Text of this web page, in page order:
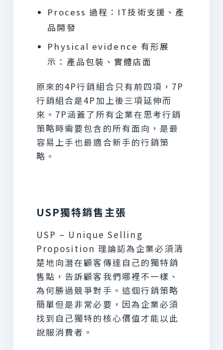
Process 過程：IT技術支援、產
品開發
Physical evidence 有形展
示：產品包裝、實體店面
原來的4P行銷組合只有前四項，7P
行銷組合是4P加上後三項延伸而
來。7P涵蓋了所有企業在思考行銷
策略時需要包含的所有面向，是最
容易上手也最適合新手的行銷策
略。
USP獨特銷售主張
USP – Unique Selling
Proposition 理論認為企業必須清
楚地向潛在顧客傳達自己的獨特銷
售點，告訴顧客我們哪裡不一樣、
為何勝過競爭對手。這個行銷策略
簡單但是非常必要，因為企業必須
找到自己獨特的核心價值才能以此
說服消費者。